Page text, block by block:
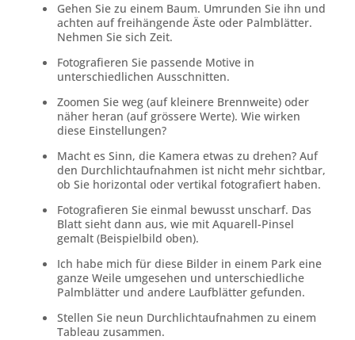
Gehen Sie zu einem Baum. Umrunden Sie ihn und
achten auf freihängende Äste oder Palmblätter.
Nehmen Sie sich Zeit.
Fotografieren Sie passende Motive in
unterschiedlichen Ausschnitten.
Zoomen Sie weg (auf kleinere Brennweite) oder
näher heran (auf grössere Werte). Wie wirken
diese Einstellungen?
Macht es Sinn, die Kamera etwas zu drehen? Auf
den Durchlichtaufnahmen ist nicht mehr sichtbar,
ob Sie horizontal oder vertikal fotografiert haben.
Fotografieren Sie einmal bewusst unscharf. Das
Blatt sieht dann aus, wie mit Aquarell-Pinsel
gemalt (Beispielbild oben).
Ich habe mich für diese Bilder in einem Park eine
ganze Weile umgesehen und unterschiedliche
Palmblätter und andere Laufblätter gefunden.
Stellen Sie neun Durchlichtaufnahmen zu einem
Tableau zusammen.